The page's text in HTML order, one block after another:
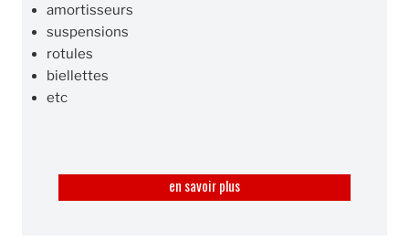
amortisseurs
suspensions
rotules
biellettes
etc
en savoir plus